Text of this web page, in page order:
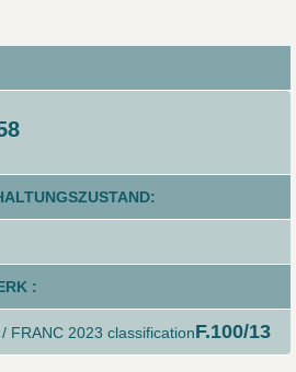
:
FRANC 2023 classificationF.100/13